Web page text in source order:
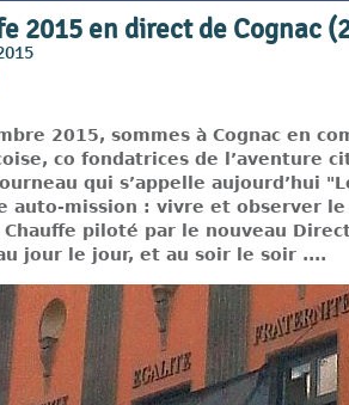
2015 en direct de Cognac
2015, sommes à Cognac en
co fondatrices de l’aventure
qui s’appelle aujourd’hui
auto-mission : vivre et observer le
piloté par le nouveau
jour le jour, et au soir le soir ....